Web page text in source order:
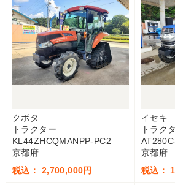
クボタ
トラクター
KL44ZHCQMANPP-PC2
京都府
税込： 2,700,000円
イセキ
トラク
京都府
税込：